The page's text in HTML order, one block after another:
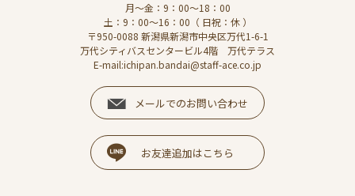
月～金：9：00～18：00
土：9：00～16：00（ 日祝：休 ）
〒950-0088 新潟県新潟市中央区万代1-6-1
万代シティバスセンタービル4階 万代テラス
E-mail:ichipan.bandai@staff-ace.co.jp
メールでのお問い合わせ
お友達追加はこちら